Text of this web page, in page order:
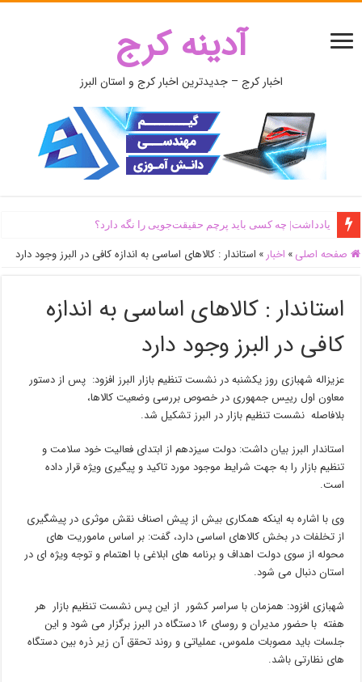
آدینه کرج
اخبار کرج – جدیدترین اخبار کرج و استان البرز
یادداشت| ‌چه کسی باید پرچم حقیقت‌جویی را نگه دارد؟
صفحه اصلی » اخبار » استاندار : کالاهای اساسی به اندازه کافی در البرز وجود دارد
استاندار : کالاهای اساسی به اندازه
کافی در البرز وجود دارد
عزیزاله شهبازی روز یکشنبه در نشست تنظیم بازار البرز افزود: پس از دستور
معاون اول رییس جمهوری در خصوص بررسی وضعیت کالاها،
بلافاصله نشست تنظیم بازار در البرز تشکیل شد.
استاندار البرز بیان داشت: دولت سیزدهم از ابتدای فعالیت خود سلامت و
تنظیم بازار را به جهت شرایط موجود مورد تاکید و پیگیری ویژه قرار داده
است.
وی با اشاره به اینکه همکاری بیش از پیش اصناف نقش موثری در پیشگیری
از تخلفات در بخش کالاهای اساسی دارد، گفت: بر اساس ماموریت های
محوله از سوی دولت اهداف و برنامه های ابلاغی با اهتمام و توجه ویژه ای در
استان دنبال می شود.
شهبازی افزود: همزمان با سراسر کشور از این پس نشست تنظیم بازار هر
هفته با حضور مدیران و روسای ۱۶ دستگاه در البرز برگزار می شود و این
جلسات باید مصوبات ملموس، عملیاتی و روند تحقق آن زیر ذره بین دستگاه
های نظارتی باشد.